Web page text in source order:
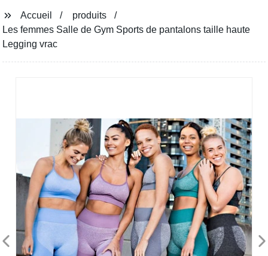
Accueil
produits
Les femmes Salle de Gym Sports de pantalons taille haute
Legging vrac